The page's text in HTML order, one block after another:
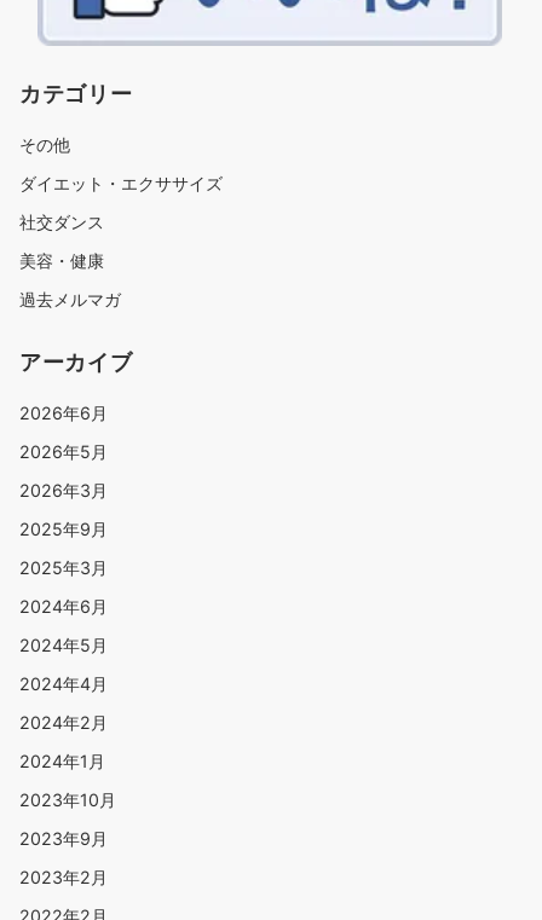
カテゴリー
その他
ダイエット・エクササイズ
社交ダンス
美容・健康
過去メルマガ
アーカイブ
2026年6月
2026年5月
2026年3月
2025年9月
2025年3月
2024年6月
2024年5月
2024年4月
2024年2月
2024年1月
2023年10月
2023年9月
2023年2月